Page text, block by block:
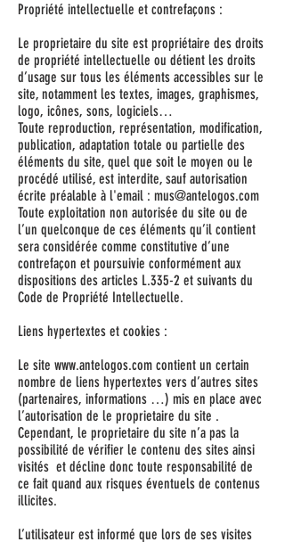
Propriété intellectuelle et contrefaçons :
Le proprietaire du site est propriétaire des droits
de propriété intellectuelle ou détient les droits
d’usage sur tous les éléments accessibles sur le
site, notamment les textes, images, graphismes,
logo, icônes, sons, logiciels…
Toute reproduction, représentation, modification,
publication, adaptation totale ou partielle des
éléments du site, quel que soit le moyen ou le
procédé utilisé, est interdite, sauf autorisation
écrite préalable à l'email : mus@antelogos.com
Toute exploitation non autorisée du site ou de
l’un quelconque de ces éléments qu’il contient
sera considérée comme constitutive d’une
contrefaçon et poursuivie conformément aux
dispositions des articles L.335-2 et suivants du
Code de Propriété Intellectuelle.
Liens hypertextes et cookies :
Le site www.antelogos.com contient un certain
nombre de liens hypertextes vers d’autres sites
(partenaires, informations …) mis en place avec
l’autorisation de le proprietaire du site .
Cependant, le proprietaire du site n’a pas la
possibilité de vérifier le contenu des sites ainsi
visités et décline donc toute responsabilité de
ce fait quand aux risques éventuels de contenus
illicites.
L’utilisateur est informé que lors de ses visites